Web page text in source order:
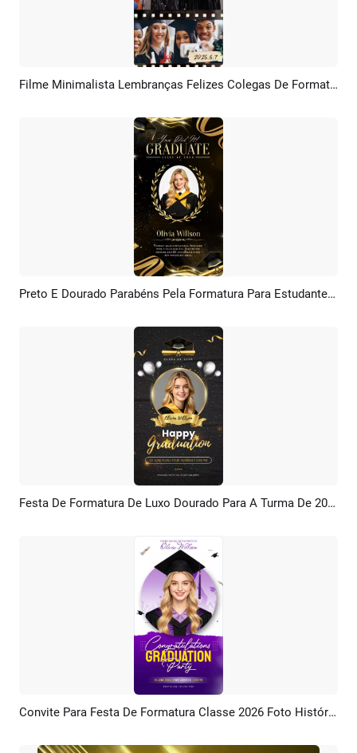
Pré-visualizar Criar IA Filme Minimalista Lembranças Felizes Colegas De Formatura Universitária Apresentação De Slides
Pré-visualizar Criar IA Preto E Dourado Parabéns Pela Formatura Para Estudantes Universitários História Nas Redes Sociais
Pré-visualizar Criar IA Festa De Formatura De Luxo Dourado Para A Turma De 2026 Instagram Tiktok Reel
Pré-visualizar Criar IA Convite Para Festa De Formatura Classe 2026 Foto História Em Mídia Social